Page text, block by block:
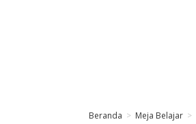
Beranda > Meja Belajar >